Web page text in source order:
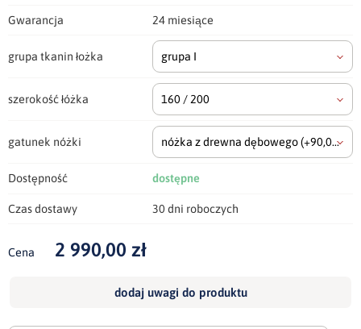
Gwarancja 24 miesiące
grupa tkanin łożka grupa I
szerokość łóżka 160 / 200
gatunek nóżki nóżka z drewna dębowego(+90,00 zł)
Dostępność dostępne
Czas dostawy 30 dni roboczych
Cena 2 990,00 zł
dodaj uwagi do produktu